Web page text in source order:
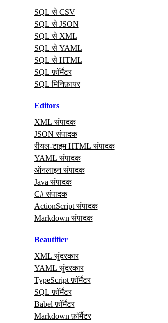
SQL से CSV
SQL से JSON
SQL से XML
SQL से YAML
SQL से HTML
SQL फ़ॉर्मैटर
SQL मिनिफ़ायर
Editors
XML संपादक
JSON संपादक
रीयल‑टाइम HTML संपादक
YAML संपादक
ऑनलाइन संपादक
Java संपादक
C# संपादक
ActionScript संपादक
Markdown संपादक
Beautifier
XML सुंदरकार
YAML सुंदरकार
TypeScript फ़ॉर्मैटर
SQL फ़ॉर्मैटर
Babel फ़ॉर्मैटर
Markdown फ़ॉर्मैटर